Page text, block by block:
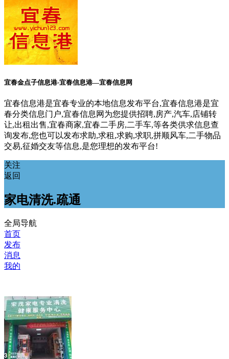
宜春金点子信息港-宜春信息港—宜春信息网
宜春信息港是宜春专业的本地信息发布平台,宜春信息港是宜
春分类信息门户,宜春信息网为您提供招聘,房产,汽车,店铺转
让,出租出售,宜春商家,宜春二手房,二手车,等各类供求信息查
询发布,您也可以发布求助,求租,求购,求职,拼顺风车,二手物品
交易,征婚交友等信息,是您理想的发布平台!
关注
返回
家电清洗.疏通
全局导航
首页
发布
消息
我的